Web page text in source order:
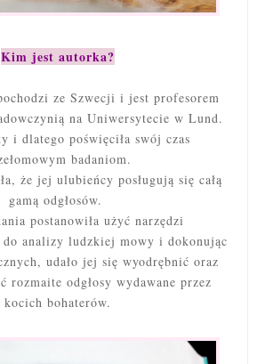
Kim jest autorka?
ze Szwecji i jest profesorem
na Uniwersytecie w Lund.
i dlatego poświęciła swój czas
badaniom.
że jej ulubieńcy posługują się całą
gamą odgłosów.
postanowiła użyć narzędzi
analizy ludzkiej mowy i dokonując
udało jej się wyodrębnić oraz
rozmaite odgłosy wydawane przez
kocich bohaterów.